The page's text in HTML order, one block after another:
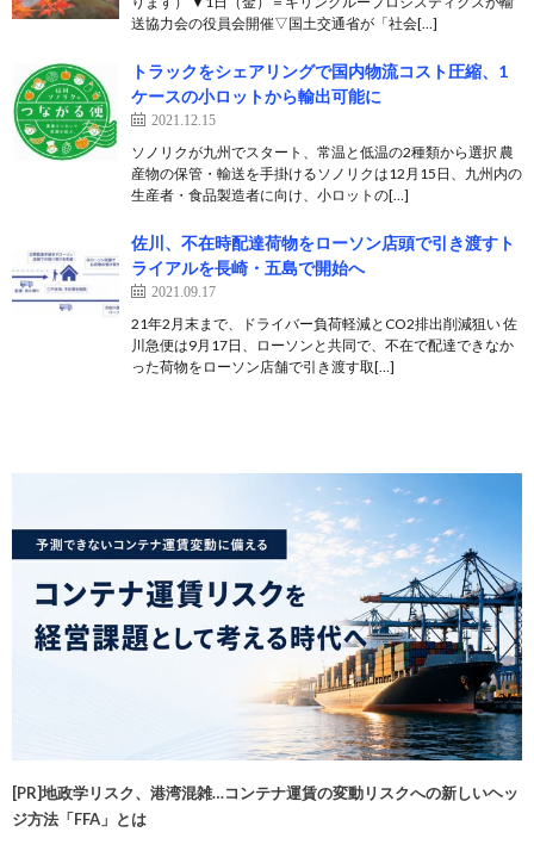
送協力会の役員会開催▽国土交通省が「社会[…]
トラックをシェアリングで国内物流コスト圧縮、1
ケースの小ロットから輸出可能に
2021.12.15
ソノリクが九州でスタート、常温と低温の2種類から選択 農
産物の保管・輸送を手掛けるソノリクは12月15日、九州内の
生産者・食品製造者に向け、小ロットの[…]
佐川、不在時配達荷物をローソン店頭で引き渡すト
ライアルを長崎・五島で開始へ
2021.09.17
21年2月末まで、ドライバー負荷軽減とCO2排出削減狙い 佐
川急便は9月17日、ローソンと共同で、不在で配達できなか
った荷物をローソン店舗で引き渡す取[…]
[PR]地政学リスク、港湾混雑…コンテナ運賃の変動リスクへの新しいヘッ
ジ方法「FFA」とは